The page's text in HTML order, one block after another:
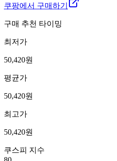
쿠팡에서 구매하기
구매 추천 타이밍
최저가
50,420원
평균가
50,420원
최고가
50,420원
쿠스피 지수